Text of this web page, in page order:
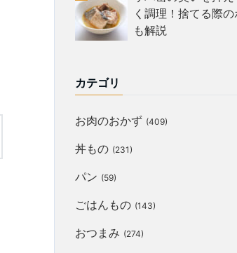
く調理！捨てる際の
も解説
カテゴリ
お肉のおかず (409)
丼もの (231)
パン (59)
ごはんもの (143)
おつまみ (274)